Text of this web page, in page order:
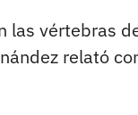
las vértebras
relató